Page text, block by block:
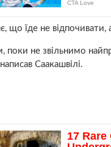
що їде не відпочивати,
не звільнимо
Саакашвілі.